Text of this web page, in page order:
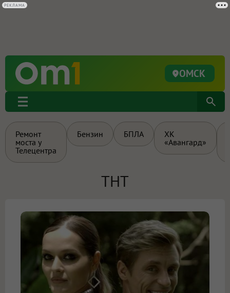
ОМСК
Ремонт
моста у
Телецентра
Бензин БПЛА
ХК
«Авангард»
ТНТ
РЕКЛАМА